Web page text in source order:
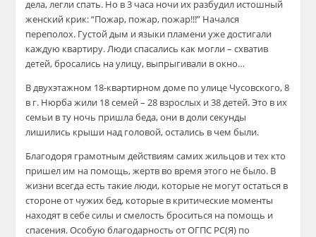
дела, легли спать. Но в 3 часа ночи их разбудил истошный
женский крик: “Пожар, пожар, пожар!!!” Начался
переполох. Густой дым и языки пламени уже достигали
каждую квартиру. Люди спасались как могли – схватив
детей, бросались на улицу, выпрыгивали в окно…
В двухэтажном 18-квартирном доме по улице Чусовского, 8
в г. Нюрба жили 18 семей – 28 взрослых и 38 детей. Это в их
семьи в ту ночь пришла беда, они в доли секунды
лишились крыши над головой, остались в чем были.
Благодоря грамотным действиям самих жильцов и тех кто
пришел им на помощь, жертв во время этого не было. В
жизни всегда есть такие люди, которые не могут остаться в
стороне от чужих бед, которые в критические моменты
находят в себе силы и смелость броситься на помощь и
спасения. Особую благодарность от ОГПС РС(Я) по